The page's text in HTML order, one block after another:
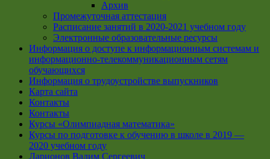
Архив
Промежуточная аттестация
Расписание занятий в 2020-2021 учебном году
Электронные образовательные ресурсы
Информация о доступе к информационным системам и
информационно-телекоммуникационным сетям
обучающихся
Информация о трудоустройстве выпускников
Карта сайта
Контакты
Контакты
Курсы «Олимпиадная математика»
Курсы по подготовке к обучению в школе в 2019 —
2020 учебном году
Ларионов Вадим Сергеевич